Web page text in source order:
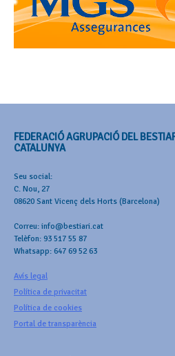
FEDERACIÓ AGRUPACIÓ DEL
CATALUNYA
Seu social:
C. Nou, 27
08620 Sant Vicenç dels Horts (Barcelona)
Correu: info@bestiari.cat
Telèfon: 93 517 55 87
Whatsapp: 647 69 52 63
Avís legal
Política de privacitat
Política de cookies
Portal de transparència